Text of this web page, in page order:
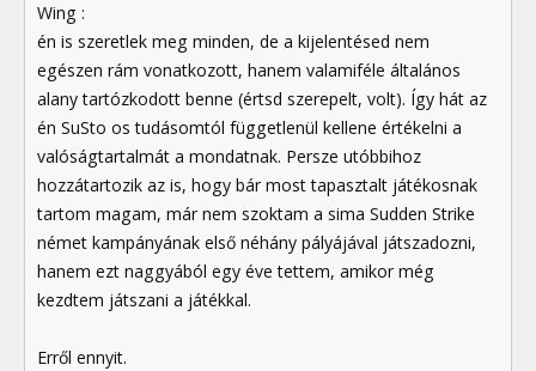
Wing :
én is szeretlek meg minden, de a kijelentésed nem
egészen rám vonatkozott, hanem valamiféle általános
alany tartózkodott benne (értsd szerepelt, volt). Így hát az
én SuSto os tudásomtól függetlenül kellene értékelni a
valóságtartalmát a mondatnak. Persze utóbbihoz
hozzátartozik az is, hogy bár most tapasztalt játékosnak
tartom magam, már nem szoktam a sima Sudden Strike
német kampányának első néhány pályájával játszadozni,
hanem ezt naggyából egy éve tettem, amikor még
kezdtem játszani a játékkal.
Erről ennyit.